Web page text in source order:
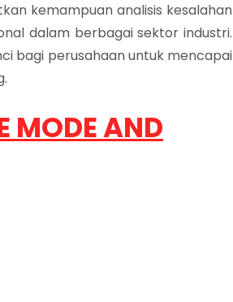
kemampuan analisis kesalahan
dalam berbagai sektor industri.
bagi perusahaan untuk mencapai
MODE AND